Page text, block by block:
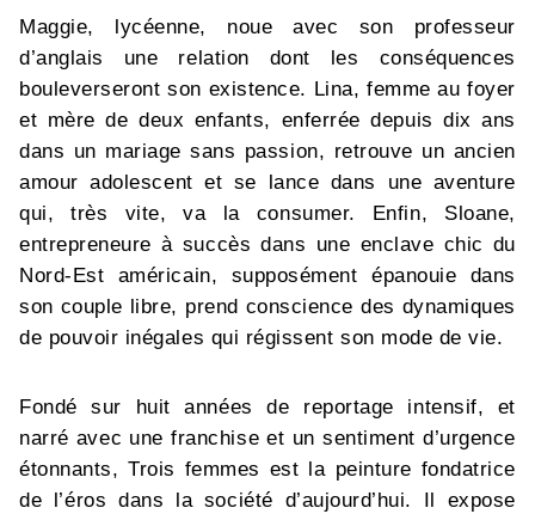
Maggie, lycéenne, noue avec son professeur
d’anglais une relation dont les conséquences
bouleverseront son existence. Lina, femme au foyer
et mère de deux enfants, enferrée depuis dix ans
dans un mariage sans passion, retrouve un ancien
amour adolescent et se lance dans une aventure
qui, très vite, va la consumer. Enfin, Sloane,
entrepreneure à succès dans une enclave chic du
Nord-Est américain, supposément épanouie dans
son couple libre, prend conscience des dynamiques
de pouvoir inégales qui régissent son mode de vie.
Fondé sur huit années de reportage intensif, et
narré avec une franchise et un sentiment d’urgence
étonnants, Trois femmes est la peinture fondatrice
de l’éros dans la société d’aujourd’hui. Il expose